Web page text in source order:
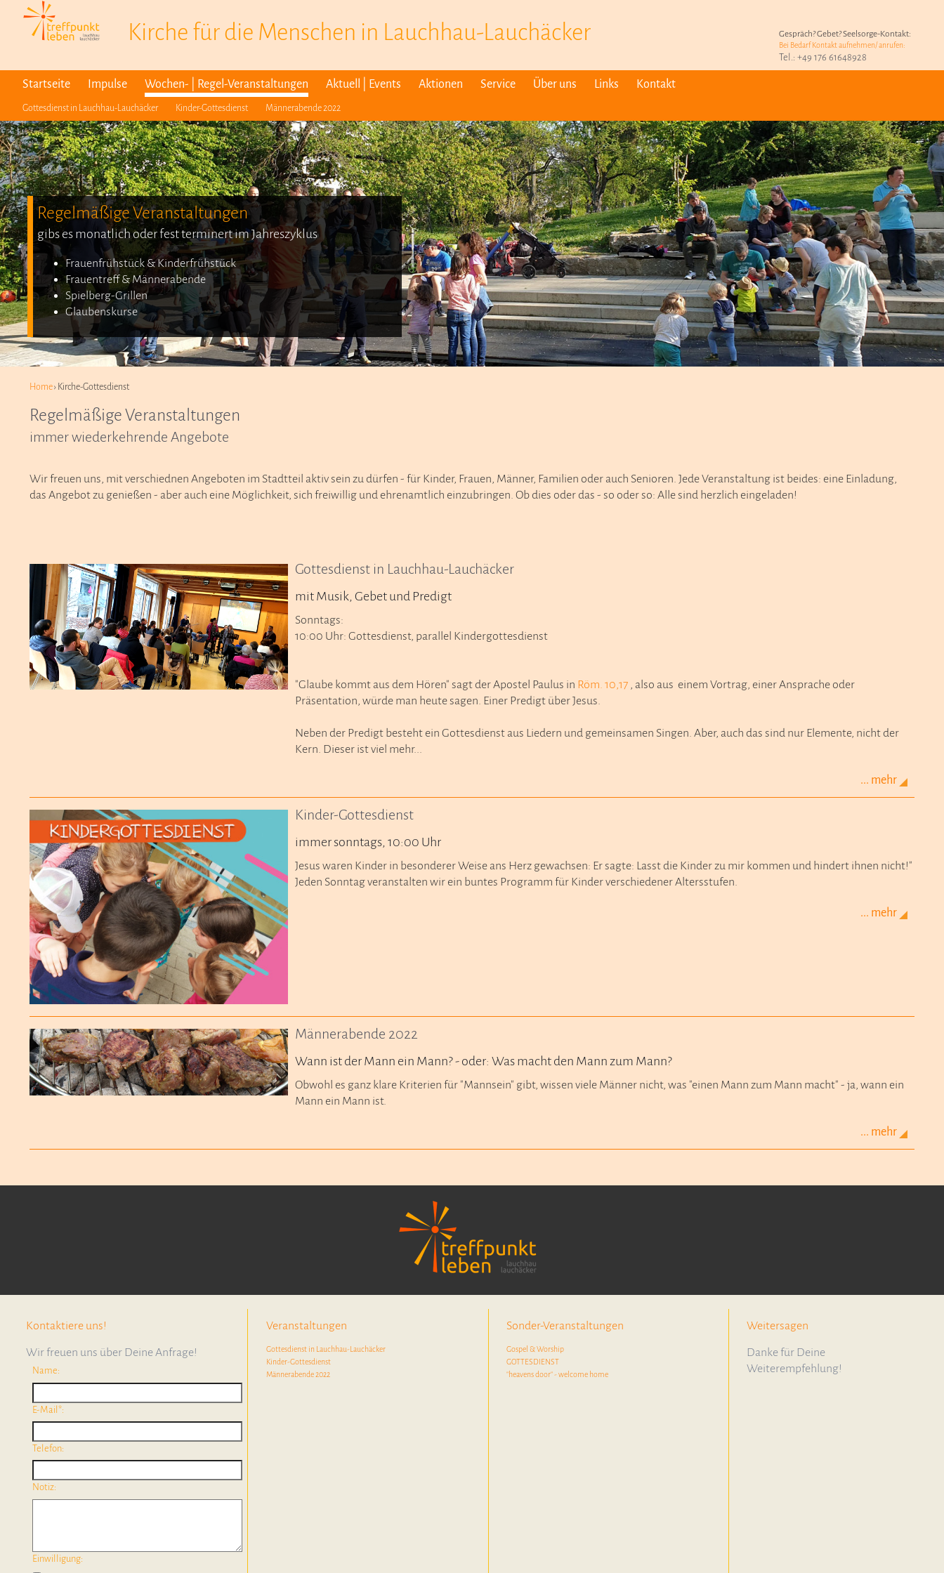
Gespräch? Gebet? Seelsorge-Kontakt:
Bei Bedarf Kontakt aufnehmen/ anrufen:
Tel.: +49 176 61648928
Kirche für die Menschen in Lauchhau-Lauchäcker
Startseite Impulse Wochen- | Regel-Veranstaltungen Aktuell | Events Aktionen Service Über uns Links Kontakt
Gottesdienst in Lauchhau-Lauchäcker Kinder-Gottesdienst Männerabende 2022
Regelmäßige Veranstaltungen
gibs es monatlich oder fest terminert im Jahreszyklus
Frauenfrühstück & Kinderfrühstück
Frauentreff & Männerabende
Spielberg-Grillen
Glaubenskurse
Home› Kirche-Gottesdienst
Regelmäßige Veranstaltungen
immer wiederkehrende Angebote
Wir freuen uns, mit verschiednen Angeboten im Stadtteil aktiv sein zu dürfen - für Kinder, Frauen, Männer, Familien oder auch Senioren. Jede Veranstaltung ist beides: eine Einladung,
das Angebot zu genießen - aber auch eine Möglichkeit, sich freiwillig und ehrenamtlich einzubringen. Ob dies oder das - so oder so: Alle sind herzlich eingeladen!
Gottesdienst in Lauchhau-Lauchäcker
mit Musik, Gebet und Predigt
Sonntags:
10:00 Uhr: Gottesdienst, parallel Kindergottesdienst
"Glaube kommt aus dem Hören" sagt der Apostel Paulus in Röm. 10,17 , also aus einem Vortrag, einer Ansprache oder
Präsentation, würde man heute sagen. Einer Predigt über Jesus.
Neben der Predigt besteht ein Gottesdienst aus Liedern und gemeinsamen Singen. Aber, auch das sind nur Elemente, nicht der
Kern. Dieser ist viel mehr...
... mehr
Kinder-Gottesdienst
immer sonntags, 10:00 Uhr
Jesus waren Kinder in besonderer Weise ans Herz gewachsen: Er sagte: Lasst die Kinder zu mir kommen und hindert ihnen nicht!"
Jeden Sonntag veranstalten wir ein buntes Programm für Kinder verschiedener Altersstufen.
... mehr
Männerabende 2022
Wann ist der Mann ein Mann? - oder: Was macht den Mann zum Mann?
Obwohl es ganz klare Kriterien für "Mannsein" gibt, wissen viele Männer nicht, was "einen Mann zum Mann macht" - ja, wann ein
Mann ein Mann ist.
... mehr
Kontaktiere uns!
Wir freuen uns über Deine Anfrage!
Name:
E-Mail*:
Telefon:
Notiz:
Einwilligung:
Veranstaltungen
Gottesdienst in Lauchhau-Lauchäcker
Kinder-Gottesdienst
Männerabende 2022
Sonder-Veranstaltungen
Gospel & Worship
GOTTESDIENST
"heavens door" - welcome home
Weitersagen
Danke für Deine
Weiterempfehlung!